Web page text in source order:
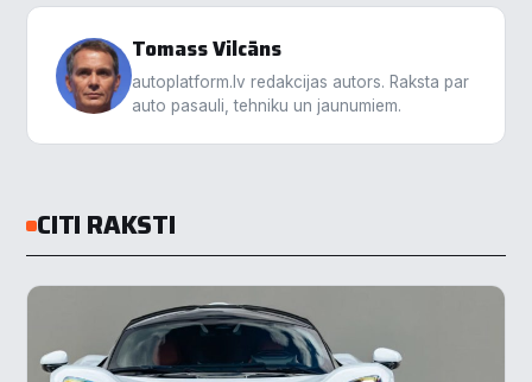
Tomass Vilcāns
autoplatform.lv redakcijas autors. Raksta par
auto pasauli, tehniku un jaunumiem.
CITI RAKSTI